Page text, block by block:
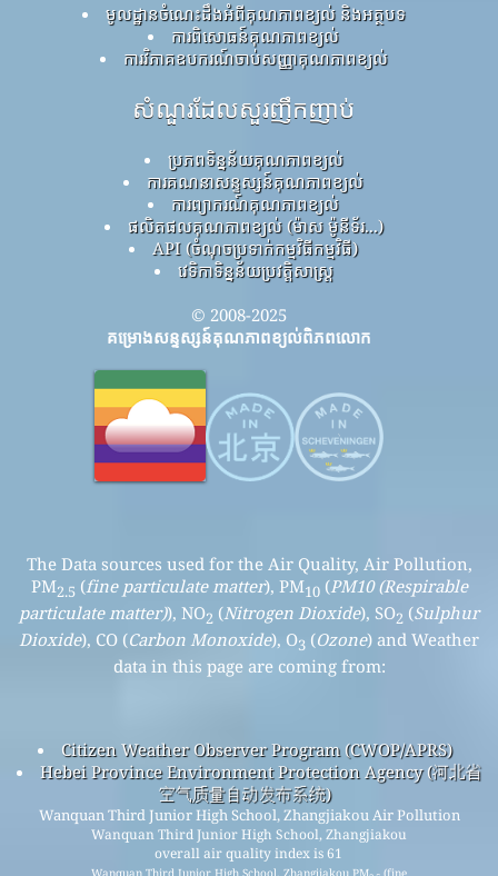
មូលដ្ឋានចំណេះដឹងអំពីគុណភាពខ្យល់ និងអត្ថបទ
ការពិសោធន៍គុណភាពខ្យល់
ការវិភាគឧបករណ៍ចាប់សញ្ញាគុណភាពខ្យល់
សំណួរដែលសួរញឹកញាប់
ប្រភពទិន្នន័យគុណភាពខ្យល់
ការគណនាសន្ទស្សន៍គុណភាពខ្យល់
ការព្យាករណ៍គុណភាពខ្យល់
ផលិតផលគុណភាពខ្យល់ (ម៉ាស ម៉ូនីទ័រ...)
API (ចំណុចប្រទាក់កម្មវិធីកម្មវិធី)
វេទិកាទិន្នន័យប្រវត្តិសាស្ត្រ
© 2008-2025
គម្រោងសន្ទស្សន៍គុណភាពខ្យល់ពិភពលោក
The Data sources used for the Air Quality, Air Pollution,
PM2.5 (fine particulate matter), PM10(PM10 (Respirable
particulate matter)), NO2 (Nitrogen Dioxide), SO2 (Sulphur
Dioxide), CO (Carbon Monoxide), O3 (Ozone) and Weather
data in this page are coming from:
Citizen Weather Observer Program (CWOP/APRS)
Hebei Province Environment Protection Agency (河北省
空气质量自动发布系统)
Wanquan Third Junior High School, Zhangjiakou Air Pollution
Wanquan Third Junior High School, Zhangjiakou
overall air quality index is 61
Wanquan Third Junior High School, Zhangjiakou PM (fine